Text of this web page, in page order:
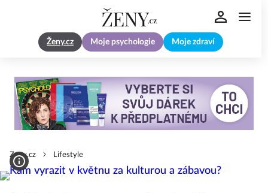
Ženy.cz Moje psychologie Moje zdraví
Zeny.cz Lifestyle